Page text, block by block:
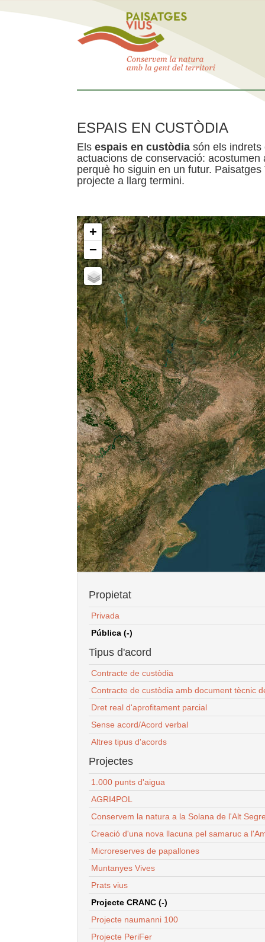
ESPAIS EN CUSTÒDIA
Els espais en custòdia són els indrets
actuacions de conservació:
perquè ho siguin en un futur.
projecte a llarg termini.
+
−
Propietat
Privada
Pública (-)
Tipus d'acord
Contracte de custòdia
Contracte de custòdia amb document tècnic
Dret real d'aprofitament parcial
Sense acord/Acord verbal
Altres tipus d'acords
Projectes
1.000 punts d'aigua
AGRI4POL
Conservem la natura a la Solana de l'Alt
Creació d'una nova llacuna pel samaruc a
Microreserves de papallones
Muntanyes Vives
Prats vius
Projecte CRANC (-)
Projecte naumanni 100
Projecte PeriFer